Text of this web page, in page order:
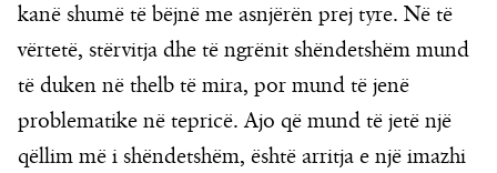
kanë shumë të bëjnë me asnjërën prej tyre. Në të
vërtetë, stërvitja dhe të ngrënit shëndetshëm mund
të duken në thelb të mira, por mund të jenë
problematike në tepricë. Ajo që mund të jetë një
qëllim më i shëndetshëm, është arritja e një imazhi